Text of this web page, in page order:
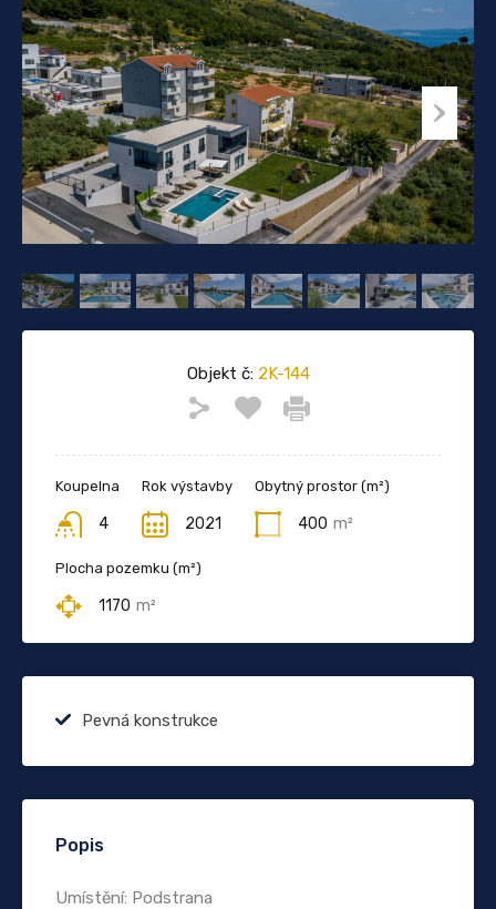
Objekt č:2K-144
Koupelna
4
Rok výstavby
2021
Obytný prostor (m²)
400 m²
Plocha pozemku (m²)
1170 m²
Pevná konstrukce
Popis
Umístění: Podstrana